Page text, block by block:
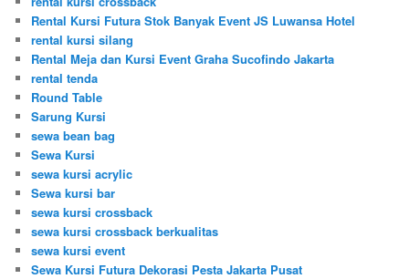
Rental Kursi Futura Stok Banyak Event JS Luwansa Hotel
rental kursi silang
Rental Meja dan Kursi Event Graha Sucofindo Jakarta
rental tenda
Round Table
Sarung Kursi
sewa bean bag
Sewa Kursi
sewa kursi acrylic
Sewa kursi bar
sewa kursi crossback
sewa kursi crossback berkualitas
sewa kursi event
Sewa Kursi Futura Dekorasi Pesta Jakarta Pusat